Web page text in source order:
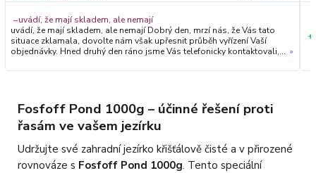
−uvádí, že mají skladem, ale nemají
uvádí, že mají skladem, ale nemají Dobrý den, mrzí nás, že Vás tato
situace zklamala, dovolte nám však upřesnit průběh vyřízení Vaší
objednávky. Hned druhý den ráno jsme Vás telefonicky kontaktovali,
prověřovali jeho dostupnost přímo u dodavatele. Jelikož zboží
Zakládáme si na férovém a rychlém jednání. O to více nás mrzí, že i
přes naši okamžitou reakci, osobní telefonát a maximální snahu náš
obchod nedoporučujete. Věříme, že nám v budoucnu dáte příležitost
»
+
Fosfoff Pond 1000g – účinné řešení proti
řasám ve vašem jezírku
Udržujte své zahradní jezírko křišťálově čisté a v přirozené
rovnováze s Fosfoff Pond 1000g. Tento speciální